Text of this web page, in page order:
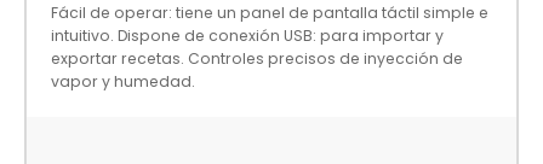
Fácil de operar: tiene un panel de pantalla táctil simple e
intuitivo. Dispone de conexión USB: para importar y
exportar recetas. Controles precisos de inyección de
vapor y humedad.